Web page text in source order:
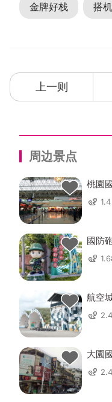
金牌好栈 搭
上一则
周边景点
桃園
國防
航空
大園